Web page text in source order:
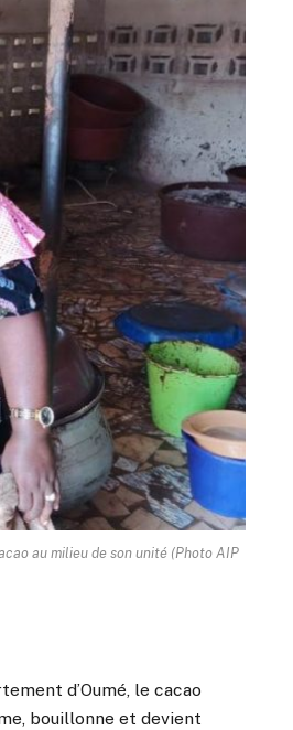
au milieu de son unité (Photo AIP
d’Oumé, le cacao
bouillonne et devient